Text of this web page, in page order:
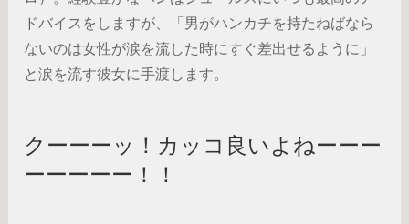
ドバイスをしますが、「男がハンカチを持たねばなら
ないのは女性が涙を流した時にすぐ差出せるように」
と涙を流す彼女に手渡します。
クーーーッ！カッコ良いよねーーー
ーーーーー！！